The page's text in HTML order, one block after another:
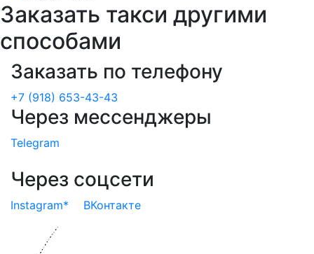
Заказать такси другими
способами
Заказать по телефону
+7 (918) 653-43-43
Через мессенджеры
Telegram
Через соцсети
Instagram* ВКонтакте